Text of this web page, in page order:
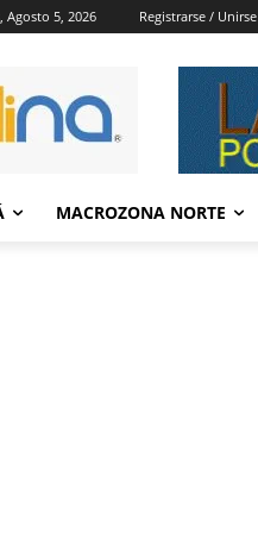
Agosto 5, 2026 Registrarse / Unirse
MACROZONA NORTE